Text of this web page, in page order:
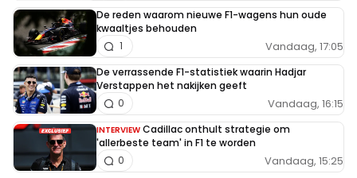
De reden waarom nieuwe F1-wagens hun oude
kwaaltjes behouden
Vandaag, 17:05
1
De verrassende F1-statistiek waarin Hadjar
Verstappen het nakijken geeft
Vandaag, 16:15
0
INTERVIEW Cadillac onthult strategie om
'allerbeste team' in F1 te worden
Vandaag, 15:25
0